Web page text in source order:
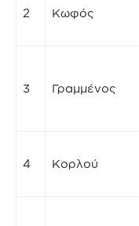
2 Κωφός
3 Γραμμένος
4 Κορλού